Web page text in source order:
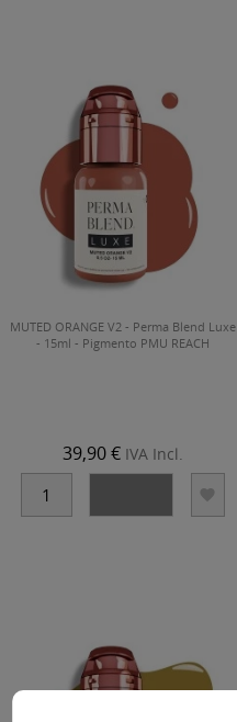
MUTED ORANGE V2 - Perma Blend Luxe
- 15ml - Pigmento PMU REACH
39,90 € IVA Incl.
